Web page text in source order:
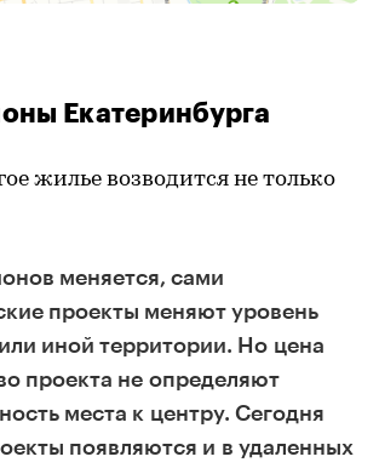
Екатеринбурга
жилье возводится не только
меняется, сами
проекты меняют уровень
иной территории. Но цена
проекта не определяют
места к центру. Сегодня
появляются и в удаленных